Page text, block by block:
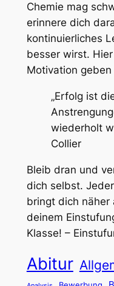
Chemie mag
erinnere dich
kontinuierliches
besser wirst.
Motivation geben
„Erfolg ist
wiederholt
Collier
Bleib dran und
dich selbst.
bringt dich näher
deinem
Klasse! –
Abitur